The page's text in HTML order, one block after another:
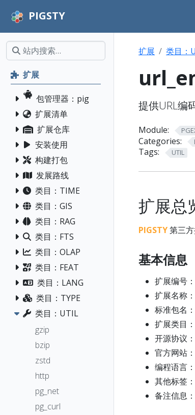
PIGSTY
扩展
包管理器：pig
扩展清单
扩展仓库
安装使用
构建打包
发展路线
类目：TIME
类目：GIS
类目：RAG
类目：FTS
类目：OLAP
类目：FEAT
类目：LANG
类目：TYPE
类目：UTIL
gzip
bzip
zstd
http
pg_net
pg_curl
扩展 类目：
提供URL编
Module:
Categories:
Tags: UTIL
扩展总
PIGSTY第三方
基本信息
扩展编号：
扩展名称：
标准包名：
扩展类目：
开源协议：
官方网站：
编程语言
其他标签
备注信息